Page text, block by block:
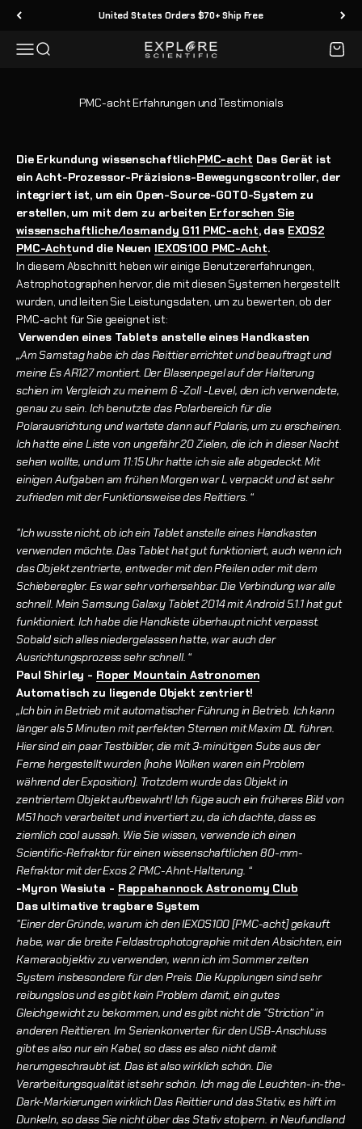
Zum Inhalt springen United States Orders $70+ Ship Free
MenüSuche Explore Scientific
PMC-acht Erfahrungen und Testimonials
Die Erkundung wissenschaftlichPMC-acht Das Gerät ist
ein Acht-Prozessor-Präzisions-Bewegungscontroller, der
integriert ist, um ein Open-Source-GOTO-System zu
erstellen, um mit dem zu arbeiten Erforschen Sie
wissenschaftliche/losmandy G11 PMC-acht, das EXOS2
PMC-Achtund die Neuen IEXOS100 PMC-Acht.
In diesem Abschnitt heben wir einige Benutzererfahrungen,
Astrophotographen hervor, die mit diesen Systemen hergestellt
wurden, und leiten Sie Leistungsdaten, um zu bewerten, ob der
PMC-acht für Sie geeignet ist:
Verwenden eines Tablets anstelle eines Handkasten
„Am Samstag habe ich das Reittier errichtet und beauftragt und
meine Es AR127 montiert. Der Blasenpegel auf der Halterung
schien im Vergleich zu meinem 6 -Zoll -Level, den ich verwendete,
genau zu sein. Ich benutzte das Polarbereich für die
Polarausrichtung und wartete dann auf Polaris, um zu erscheinen.
Ich hatte eine Liste von ungefähr 20 Zielen, die ich in dieser Nacht
sehen wollte, und um 11:15 Uhr hatte ich sie alle abgedeckt. Mit
einigen Aufgaben am frühen Morgen war L verpackt und ist sehr
zufrieden mit der Funktionsweise des Reittiers. “
"Ich wusste nicht, ob ich ein Tablet anstelle eines Handkasten
verwenden möchte. Das Tablet hat gut funktioniert, auch wenn ich
das Objekt zentrierte, entweder mit den Pfeilen oder mit dem
Schieberegler. Es war sehr vorhersehbar. Die Verbindung war alle
schnell. Mein Samsung Galaxy Tablet 2014 mit Android 5.1.1 hat gut
funktioniert. Ich habe die Handkiste überhaupt nicht verpasst.
Sobald sich alles niedergelassen hatte, war auch der
Ausrichtungsprozess sehr schnell. “
Paul Shirley - Roper Mountain Astronomen
Automatisch zu liegende Objekt zentriert!
„Ich bin in Betrieb mit automatischer Führung in Betrieb. Ich kann
länger als 5 Minuten mit perfekten Sternen mit Maxim DL führen.
Hier sind ein paar Testbilder, die mit 3-minütigen Subs aus der
Ferne hergestellt wurden (hohe Wolken waren ein Problem
während der Exposition). Trotzdem wurde das Objekt in
zentriertem Objekt aufbewahrt! Ich füge auch ein früheres Bild von
M51 hoch verarbeitet und invertiert zu, da ich dachte, dass es
ziemlich cool aussah. Wie Sie wissen, verwende ich einen
Scientific-Refraktor für einen wissenschaftlichen 80-mm-
Refraktor mit der Exos 2 PMC-Ahnt-Halterung. “
-MyronWasiuta - Rappahannock Astronomy Club
Das ultimative tragbare System
"Einer der Gründe, warum ich den IEXOS100 [PMC-acht] gekauft
habe, war die breite Feldastrophotographie mit den Absichten, ein
Kameraobjektiv zu verwenden, wenn ich im Sommer zelten
System insbesondere für den Preis. Die Kupplungen sind sehr
reibungslos und es gibt kein Problem damit, ein gutes
Gleichgewicht zu bekommen, und es gibt nicht die "Striction" in
anderen Reittieren. Im Serienkonverter für den USB-Anschluss
gibt es also nur ein Kabel, so dass es also nicht damit
herumgeschraubt ist. Das ist also wirklich schön. Die
Verarbeitungsqualität ist sehr schön. Ich mag die Leuchten-in-the-
Dark-Markierungen wirklich Das Reittier und das Stativ, es hilft im
Dunkeln, so dass Sie nicht über das Stativ stolpern. in Neufundland